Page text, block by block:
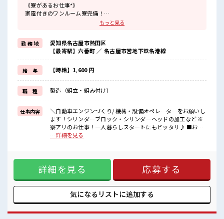
《寮があるお仕事*》
家電付きのワンルーム寮完備！
さらに寮費ほ補助3万円あり！
今までと違う場所で働いてみたい方や
一人暮らしをはじめてみたい方などにもオススメ！
赴任時の交通費の支給もあります◎
《マイカーでらくらく通勤*》
駐車場は無料で使えます！
車・バイク・自転車・電車通勤OK！
ご自身のライフスタイルに合わせた通勤方法を選べます！
《うれしい土日やすみ*》
前もって予定がたてやすい土日やすみ！
プライベートも充実しそう♪
■職場の雰囲気
20代・30代の方カツヤク中★
さらに食堂もあります！
コンビニは職場の目の前にあるのでらくちん♪
お昼ご飯に困らないですね♪
#ryo
もっと見る
勤 務 地
愛知県名古屋市熱田区
【最寄駅】六番町 ／ 名古屋市営地下鉄名港線
給 与 【時給】1,600 円
職 種 製造（組立・組み付け）
仕事内容
＼自動車エンジンづくり/ 機械・設備オペレーターをお願いし
ます！シリンダーブロック・シリンダーヘッドの加工など ※
寮アリのお仕事！一人暮らしスタートにもピッタリ♪ ■お仕
事PR 《寮があるお仕事*》 家電付きのワンルーム寮完備！ さ
はじめてみたい方などにもオススメ！ 赴任時の交通費の支給
もあります◎ 《マイカーでらくらく通勤*》 駐車場は無料で
使えます！ 車・バイク・自転車・電車通勤OK！ ご自身のラ
イフスタイルに合わせた通勤方法を選べます！ 《うれしい土
日やすみ*》 前もって予定がたてやすい土日やすみ！ プライ
ベートも充実しそう♪ ■職場の雰囲気 20代・30代の方カツヤ
シュできます◎ さらに食堂もあります！ コンビニは職場の目
…詳細を見る
詳細を見る 応募する
気になるリストに追加する